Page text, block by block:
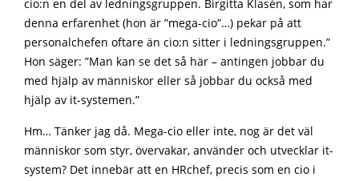
cio:n en del av ledningsgruppen. Birgitta Klasén, som har
denna erfarenhet (hon är ”mega-cio”…) pekar på att
personalchefen oftare än cio:n sitter i ledningsgruppen.”
Hon säger: ”Man kan se det så här – antingen jobbar du
med hjälp av människor eller så jobbar du också med
hjälp av it-systemen.”
Hm… Tänker jag då. Mega-cio eller inte, nog är det väl
människor som styr, övervakar, använder och utvecklar it-
system? Det innebär att en HRchef, precis som en cio i